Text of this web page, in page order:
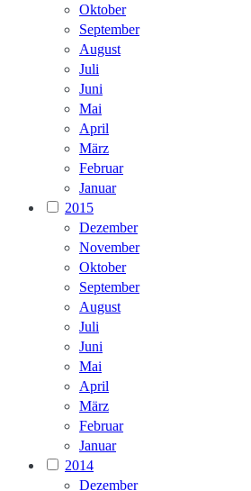
Oktober
September
August
Juli
Juni
Mai
April
März
Februar
Januar
2015
Dezember
November
Oktober
September
August
Juli
Juni
Mai
April
März
Februar
Januar
2014
Dezember